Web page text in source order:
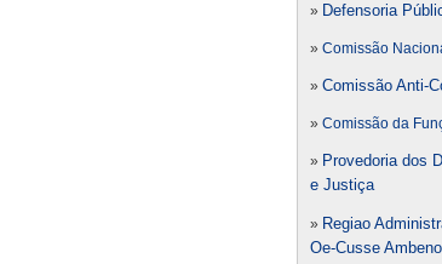
» Defensoria
» Comissão
» Comissão Anti-
» Comissão da
» Provedoria dos
e Justiça
» Regiao
Oe-Cusse Ambeno